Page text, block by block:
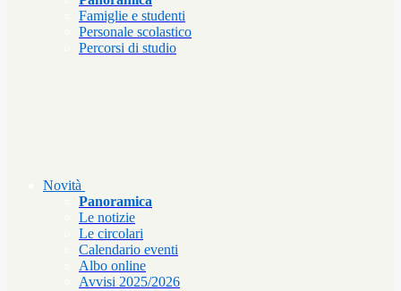
Famiglie e studenti
Personale scolastico
Percorsi di studio
Novità
Panoramica
Le notizie
Le circolari
Calendario eventi
Albo online
Avvisi 2025/2026